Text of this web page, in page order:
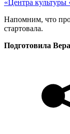
«Центра культуры
Напомним, что
стартовала.
Подготовила